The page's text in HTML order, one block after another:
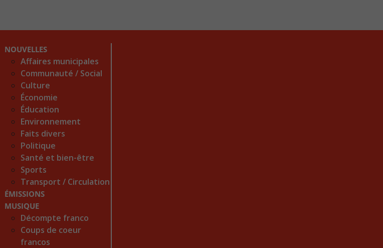
NOUVELLES
Affaires municipales
Communauté / Social
Culture
Économie
Éducation
Environnement
Faits divers
Politique
Santé et bien-être
Sports
Transport / Circulation
ÉMISSIONS
MUSIQUE
Décompte franco
Coups de coeur
francos